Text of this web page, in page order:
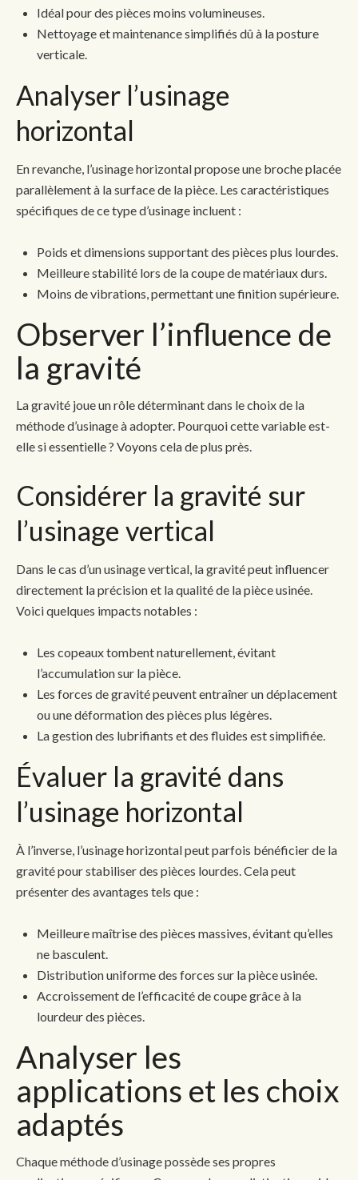
Idéal pour des pièces moins volumineuses.
Nettoyage et maintenance simplifiés dû à la posture
verticale.
Analyser l’usinage
horizontal
En revanche, l’usinage horizontal propose une broche placée
parallèlement à la surface de la pièce. Les caractéristiques
spécifiques de ce type d’usinage incluent :
Poids et dimensions supportant des pièces plus lourdes.
Meilleure stabilité lors de la coupe de matériaux durs.
Moins de vibrations, permettant une finition supérieure.
Observer l’influence de
la gravité
La gravité joue un rôle déterminant dans le choix de la
méthode d’usinage à adopter. Pourquoi cette variable est-
elle si essentielle ? Voyons cela de plus près.
Considérer la gravité sur
l’usinage vertical
Dans le cas d’un usinage vertical, la gravité peut influencer
directement la précision et la qualité de la pièce usinée.
Voici quelques impacts notables :
Les copeaux tombent naturellement, évitant
l’accumulation sur la pièce.
Les forces de gravité peuvent entraîner un déplacement
ou une déformation des pièces plus légères.
La gestion des lubrifiants et des fluides est simplifiée.
Évaluer la gravité dans
l’usinage horizontal
À l’inverse, l’usinage horizontal peut parfois bénéficier de la
gravité pour stabiliser des pièces lourdes. Cela peut
présenter des avantages tels que :
Meilleure maîtrise des pièces massives, évitant qu’elles
ne basculent.
Distribution uniforme des forces sur la pièce usinée.
Accroissement de l’efficacité de coupe grâce à la
lourdeur des pièces.
Analyser les
applications et les choix
adaptés
Chaque méthode d’usinage possède ses propres